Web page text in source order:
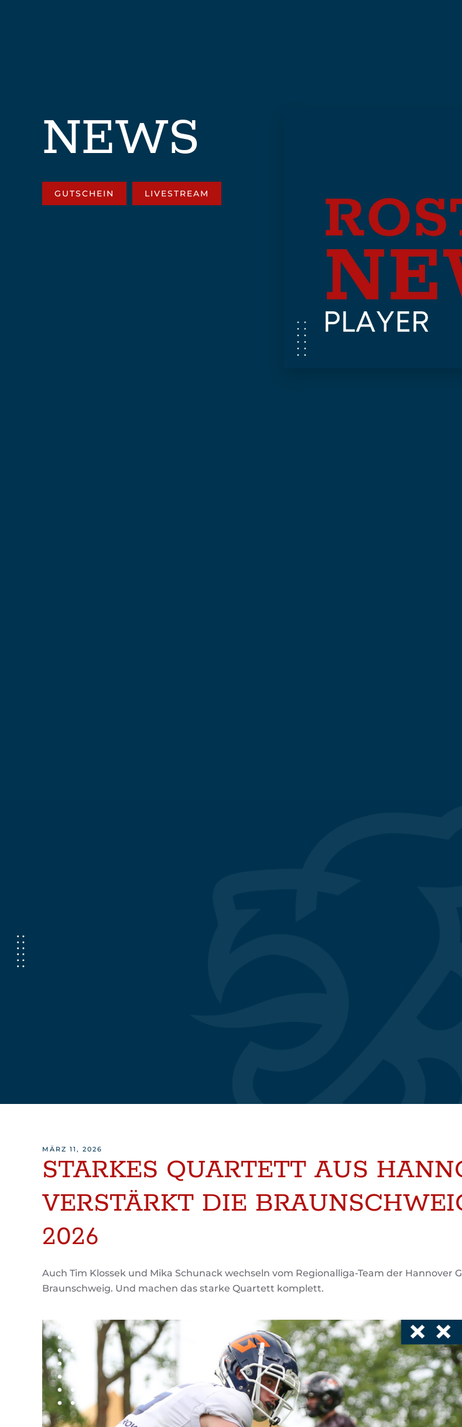
NEWS
GUTSCHEIN LIVESTREAM
MÄRZ 11, 2026
STARKES QUARTETT AUS
VERSTÄRKT DIE
2026
Auch Tim Klossek und Mika Schunack wechseln vom Regionalliga-Team der Hannover
Braunschweig. Und machen das starke Quartett komplett.